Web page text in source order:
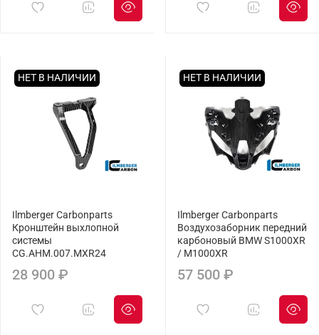
НЕТ В НАЛИЧИИ
Ilmberger Carbonparts
Кронштейн выхлопной
системы
CG.AHM.007.MXR24
28 900 ₽
НЕТ В НАЛИЧИИ
Ilmberger Carbonparts
Воздухозаборник передний
карбоновый BMW S1000XR
/ M1000XR
57 500 ₽